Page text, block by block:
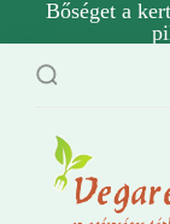
Bőséget a